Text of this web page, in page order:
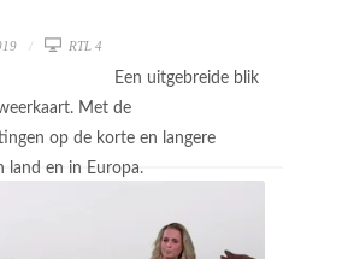
RTL 4
Een uitgebreide blik
Met de
op de korte en langere
land en in Europa.